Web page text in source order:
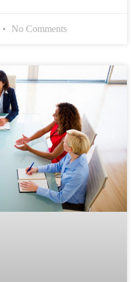
No Comments